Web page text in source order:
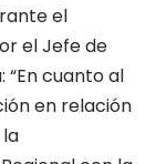
el
el Jefe de
“En cuanto al
en relación